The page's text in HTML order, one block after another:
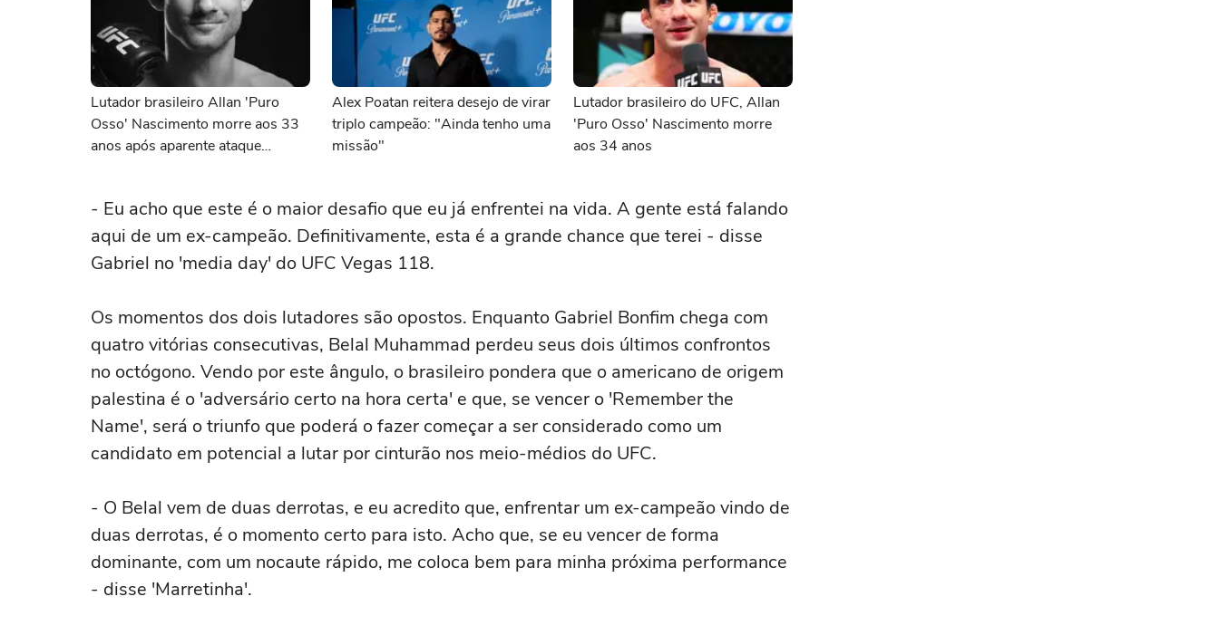
Lutador brasileiro Allan 'Puro
Osso' Nascimento morre aos 33
anos após aparente ataque
Alex Poatan reitera desejo de virar
triplo campeão: "Ainda tenho uma
missão"
Lutador brasileiro do UFC, Allan
'Puro Osso' Nascimento morre
aos 34 anos
- Eu acho que este é o maior desafio que eu já enfrentei na vida. A gente está falando
aqui de um ex-campeão. Definitivamente, esta é a grande chance que terei - disse
Gabriel no 'media day' do UFC Vegas 118.
Os momentos dos dois lutadores são opostos. Enquanto Gabriel Bonfim chega com
quatro vitórias consecutivas, Belal Muhammad perdeu seus dois últimos confrontos
no octógono. Vendo por este ângulo, o brasileiro pondera que o americano de origem
palestina é o 'adversário certo na hora certa' e que, se vencer o 'Remember the
Name', será o triunfo que poderá o fazer começar a ser considerado como um
candidato em potencial a lutar por cinturão nos meio-médios do UFC.
- O Belal vem de duas derrotas, e eu acredito que, enfrentar um ex-campeão vindo de
duas derrotas, é o momento certo para isto. Acho que, se eu vencer de forma
dominante, com um nocaute rápido, me coloca bem para minha próxima performance
- disse 'Marretinha'.